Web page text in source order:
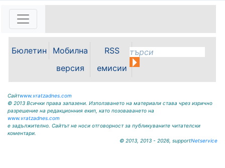
С футболна среща между
бъде открит градския стадион в
носи името на легендарния
Илия...
Бюлетин
Мобилна
версия
RSS
емисии
Сайтwww.vratzadnes.com
© 2013 Всички права запазени. Използването на материали става чрез изрично
разрешение на редакционния екип, като позоваването на
www.vratzadnes.com
е задължително. Сайтът не носи отговорност за публикуваните читателски
коментари.
© 2013, 2013 - 2026, supportNetservice